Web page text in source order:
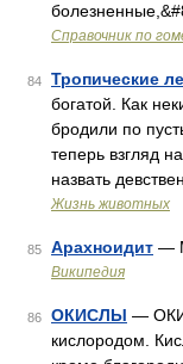
Справочник по
84 Тропические
богатой. Как
бродили по
теперь взгляд
назвать
Жизнь животных
85 Арахноидит —
Википедия
86 ОКИСЛЫ —
кислородом.